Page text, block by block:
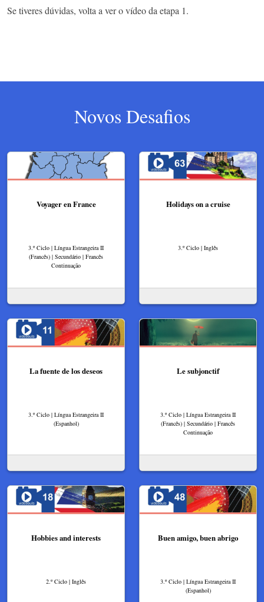
Se tiveres dúvidas, volta a ver o vídeo da etapa 1.
Novos Desafios
Voyager en France
3.º Ciclo | Língua Estrangeira II
(Francês) | Secundário | Francês
Continuação
Holidays on a cruise
3.º Ciclo | Inglês
La fuente de los deseos
3.º Ciclo | Língua Estrangeira II
(Espanhol)
Le subjonctif
3.º Ciclo | Língua Estrangeira II
(Francês) | Secundário | Francês
Continuação
Hobbies and interests
2.º Ciclo | Inglês
Buen amigo, buen abrigo
3.º Ciclo | Língua Estrangeira II
(Espanhol)